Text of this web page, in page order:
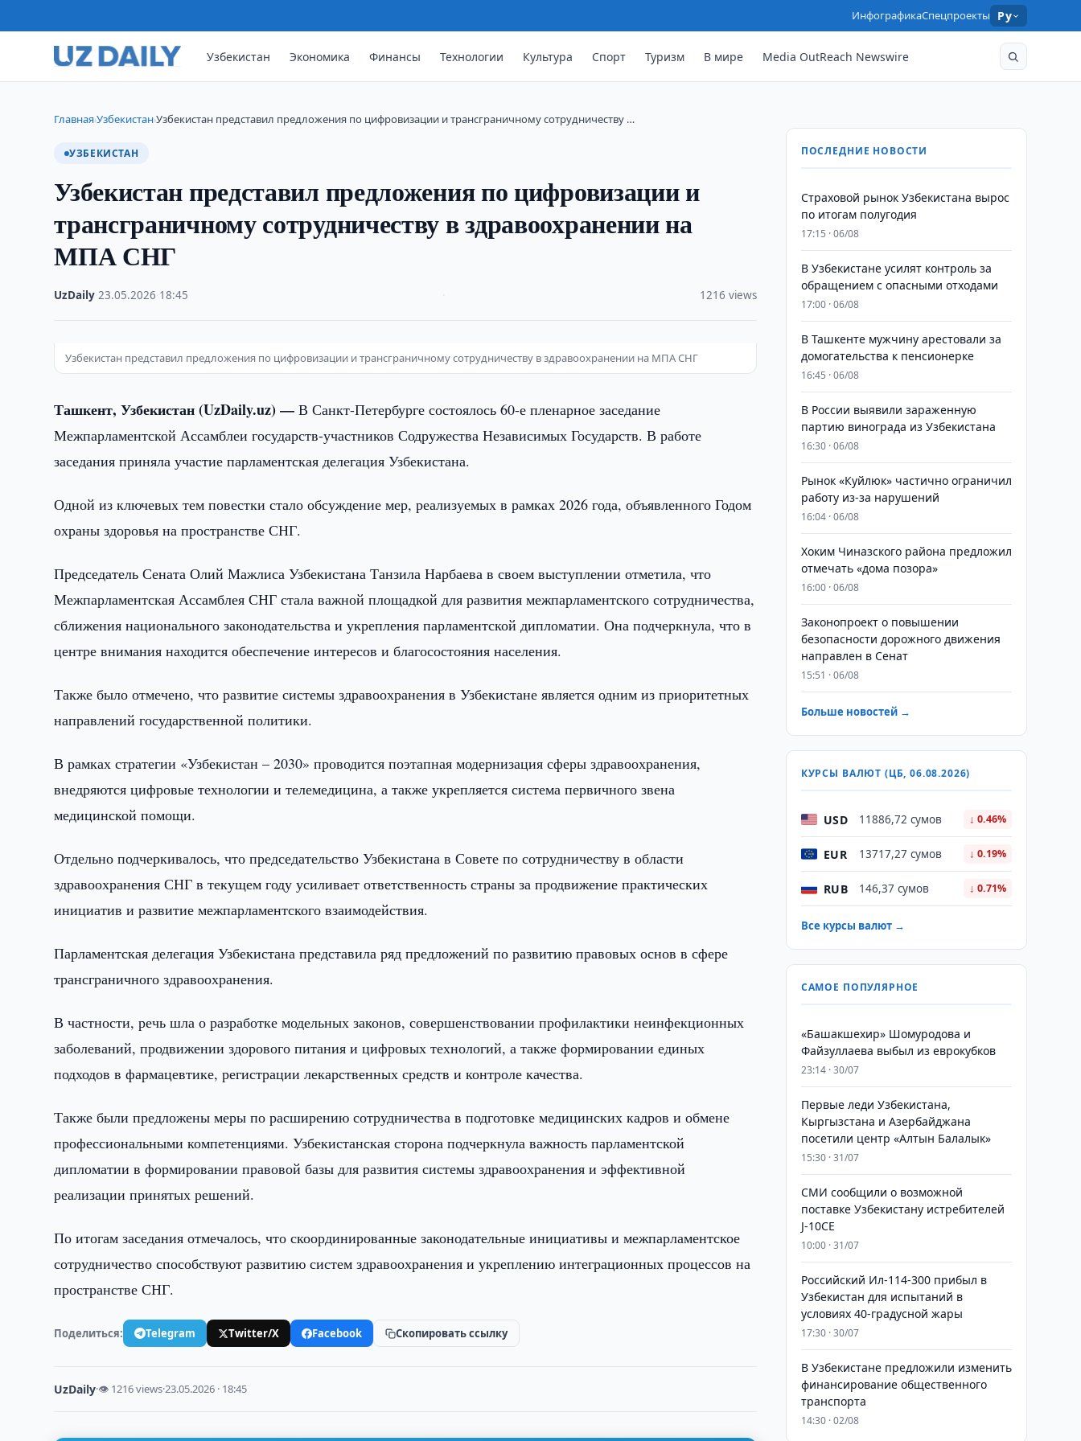
ИнфографикаСпецпроекты Ру
Узбекистан Экономика Финансы Технологии Культура Спорт Туризм В мире Media OutReach Newswire
Главная›Узбекистан›Узбекистан представил предложения по цифровизации и трансграничному сотрудничеству …
УЗБЕКИСТАН
Узбекистан представил предложения по цифровизации и
трансграничному сотрудничеству в здравоохранении на
МПА СНГ
UzDaily ·23.05.2026 18:45 1216 views
Узбекистан представил предложения по цифровизации и трансграничному сотрудничеству в здравоохранении на МПА СНГ
Ташкент, Узбекистан (UzDaily.uz) —В Санкт-Петербурге состоялось 60-е пленарное заседание
Межпарламентской Ассамблеи государств-участников Содружества Независимых Государств. В работе
заседания приняла участие парламентская делегация Узбекистана.
Одной из ключевых тем повестки стало обсуждение мер, реализуемых в рамках 2026 года, объявленного Годом
охраны здоровья на пространстве СНГ.
Председатель Сената Олий Мажлиса Узбекистана Танзила Нарбаева в своем выступлении отметила, что
Межпарламентская Ассамблея СНГ стала важной площадкой для развития межпарламентского сотрудничества,
сближения национального законодательства и укрепления парламентской дипломатии. Она подчеркнула, что в
центре внимания находится обеспечение интересов и благосостояния населения.
Также было отмечено, что развитие системы здравоохранения в Узбекистане является одним из приоритетных
направлений государственной политики.
В рамках стратегии «Узбекистан – 2030» проводится поэтапная модернизация сферы здравоохранения,
внедряются цифровые технологии и телемедицина, а также укрепляется система первичного звена
медицинской помощи.
Отдельно подчеркивалось, что председательство Узбекистана в Совете по сотрудничеству в области
здравоохранения СНГ в текущем году усиливает ответственность страны за продвижение практических
инициатив и развитие межпарламентского взаимодействия.
Парламентская делегация Узбекистана представила ряд предложений по развитию правовых основ в сфере
трансграничного здравоохранения.
В частности, речь шла о разработке модельных законов, совершенствовании профилактики неинфекционных
заболеваний, продвижении здорового питания и цифровых технологий, а также формировании единых
подходов в фармацевтике, регистрации лекарственных средств и контроле качества.
Также были предложены меры по расширению сотрудничества в подготовке медицинских кадров и обмене
профессиональными компетенциями. Узбекистанская сторона подчеркнула важность парламентской
дипломатии в формировании правовой базы для развития системы здравоохранения и эффективной
реализации принятых решений.
По итогам заседания отмечалось, что скоординированные законодательные инициативы и межпарламентское
сотрудничество способствуют развитию систем здравоохранения и укреплению интеграционных процессов на
пространстве СНГ.
Поделиться: Telegram Twitter/X Facebook Скопировать ссылку
UzDaily·👁 1216 views·23.05.2026 · 18:45
ПОСЛЕДНИЕ НОВОСТИ
Страховой рынок Узбекистана вырос
по итогам полугодия
17:15 · 06/08
В Узбекистане усилят контроль за
обращением с опасными отходами
17:00 · 06/08
В Ташкенте мужчину арестовали за
домогательства к пенсионерке
16:45 · 06/08
В России выявили зараженную
партию винограда из Узбекистана
16:30 · 06/08
Рынок «Куйлюк» частично ограничил
работу из-за нарушений
16:04 · 06/08
Хоким Чиназского района предложил
отмечать «дома позора»
16:00 · 06/08
Законопроект о повышении
безопасности дорожного движения
направлен в Сенат
15:51 · 06/08
Больше новостей →
КУРСЫ ВАЛЮТ (ЦБ, 06.08.2026)
USD 11886,72 сумов ↓ 0.46%
EUR 13717,27 сумов ↓ 0.19%
RUB 146,37 сумов ↓ 0.71%
Все курсы валют →
САМОЕ ПОПУЛЯРНОЕ
«Башакшехир» Шомуродова и
Файзуллаева выбыл из еврокубков
23:14 · 30/07
Первые леди Узбекистана,
Кыргызстана и Азербайджана
посетили центр «Алтын Балалык»
15:30 · 31/07
СМИ сообщили о возможной
поставке Узбекистану истребителей
J-10CE
10:00 · 31/07
Российский Ил-114-300 прибыл в
Узбекистан для испытаний в
условиях 40-градусной жары
17:30 · 30/07
В Узбекистане предложили изменить
финансирование общественного
транспорта
14:30 · 02/08